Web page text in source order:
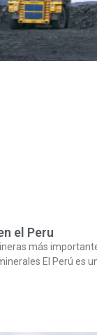
el Peru
más
El Perú es